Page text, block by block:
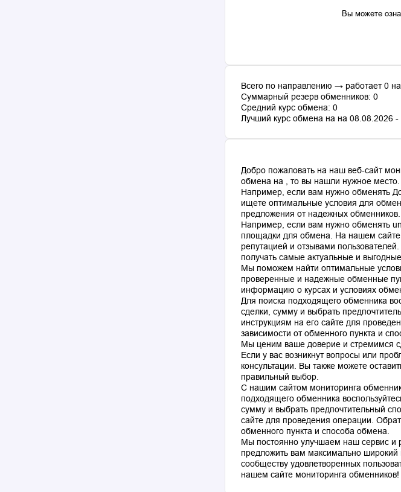
Вы можете
Всего по направлению → работает 0
Суммарный резерв обменников: 0
Средний курс обмена: 0
Лучший курс обмена на на 08.08.2026 -
Добро пожаловать на наш веб-сайт
обмена на , то вы нашли нужное
Например, если вам нужно обменять
ищете оптимальные условия для
предложения от надежных обменников.
Например, если вам нужно обменять
площадки для обмена. На нашем
репутацией и отзывами
получать самые актуальные и
Мы поможем найти оптимальные
проверенные и надежные обменные
информацию о курсах и условиях
Для поиска подходящего обменника
сделки, сумму и выбрать
инструкциям на его сайте для
зависимости от обменного пункта и
Мы ценим ваше доверие и стремимся
Если у вас возникнут вопросы или
консультации. Вы также можете
правильный выбор.
С нашим сайтом мониторинга
подходящего обменника
сумму и выбрать предпочтительный
сайте для проведения операции.
обменного пункта и способа обмена.
Мы постоянно улучшаем наш сервис и
предложить вам максимально
сообществу удовлетворенных